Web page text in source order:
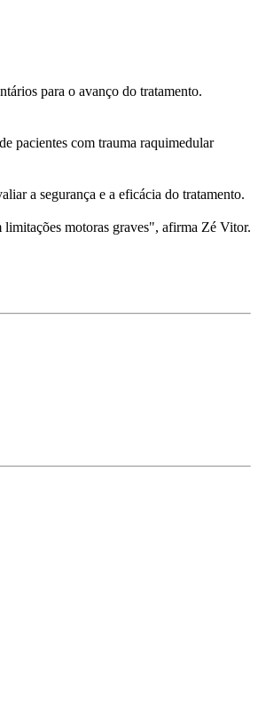
para o avanço do tratamento.
pacientes com trauma raquimedular
a segurança e a eficácia do tratamento.
limitações motoras graves", afirma Zé Vitor.